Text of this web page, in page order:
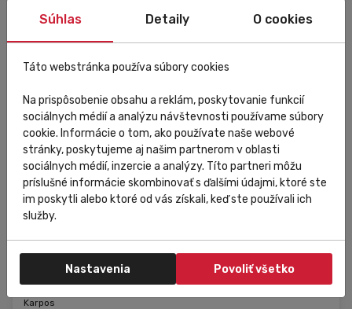
Externý sklad
Karpos
Súhlas Detaily O cookies
Táto webstránka používa súbory cookies
Na prispôsobenie obsahu a reklám, poskytovanie funkcií
sociálnych médií a analýzu návštevnosti používame súbory
cookie. Informácie o tom, ako používate naše webové
stránky, poskytujeme aj našim partnerom v oblasti
sociálnych médií, inzercie a analýzy. Títo partneri môžu
príslušné informácie skombinovať s ďalšími údajmi, ktoré ste
im poskytli alebo ktoré od vás získali, keď ste používali ich
služby.
Nastavenia Povoliť všetko